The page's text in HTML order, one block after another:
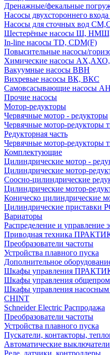
Дренажные/фекальные
Насосы двухстороннего
Насосы для сточных вод
Шестерёные насосы Ш,
In-line насосы TD, CDM(F)
Повысительные насосы/
Химические насосы
Вакуумные насосы ВВН
Вихревые насосы ВК, ВКС
Самовсасывающие насосы
Прочие насосы
Мотор-редукторы
Червячные мотор - редукторы
Червячные мотор-редукторы
Редукторная часть
Червячные мотор-редукторы
Комплектующие
Цилиндрические мотор -
Цилиндрические мотор-
Соосно-цилиндрические
Цилиндрические мотор-
Коническо цилиндрические
Цилиндрические приставки
Вариаторы
Распределение и управление
Приводная техника
Преобразователи частоты
Устройства плавного пуска
Дополнительное
Шкафы управления
Шкафы управления
Шкафы управления насосным
CHINT
Schneider Electric Распродажа
Преобразователи частоты
Устройства плавного пуска
Пускатели, контакторы,
Автоматические выключатели
Реле, датчики, контроллеры